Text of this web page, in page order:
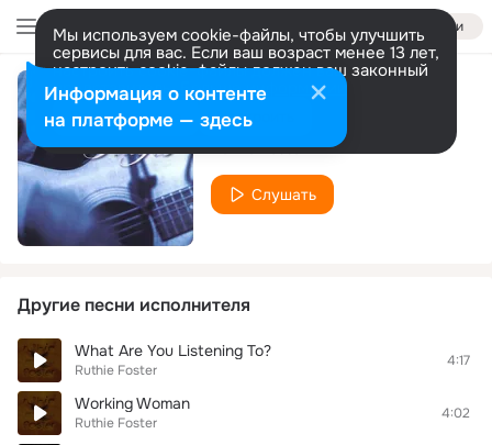
Войти
Мы используем cookie-файлы, чтобы улучшить
сервисы для вас. Если ваш возраст менее 13 лет,
настроить cookie-файлы должен ваш законный
представитель. Больше информации
Разрешить все Настроить
Real Love
Ruthie Foster
Слушать
Другие песни исполнителя
What Are You Listening To?
Ruthie Foster
4:17
Working Woman
Ruthie Foster
4:02
Информация о контенте
на платформе — здесь